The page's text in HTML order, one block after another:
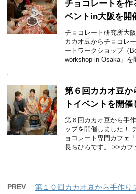
チョコレートを作
ベントin大阪を開
チョコレート研究所大
カカオ豆からチョコレ
ートワークショップ（
workshop in Osaka」を
第６回カカオ豆か
トイベントを開催
第６回カカオ豆から手
ップを開催しました！
ョコレート専門カフェ
長ちひろです。 >>カフ
PREV
第１０回カカオ豆から手作り